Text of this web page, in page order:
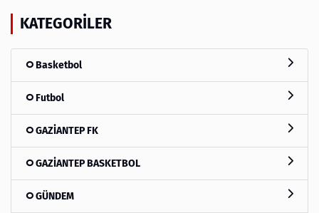
KATEGORILER
Basketbol
Futbol
GAZİANTEP FK
GAZİANTEP BASKETBOL
GÜNDEM